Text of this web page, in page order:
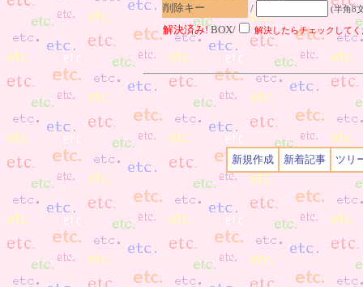
削除キー
/ (半角8
解決済み!BOX/ 解決したらチェックして
新規作成 新着記事 ツリ